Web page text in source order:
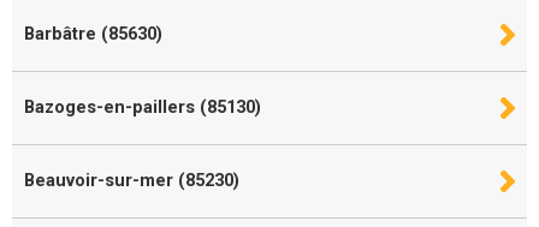
Barbâtre (85630)
Bazoges-en-paillers (85130)
Beauvoir-sur-mer (85230)